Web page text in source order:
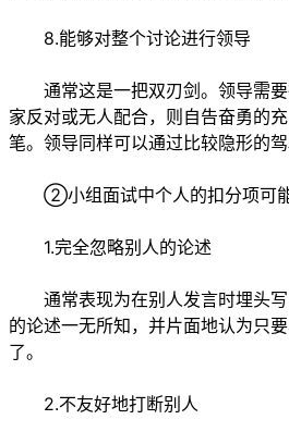
8.能够对整个讨论进行领导
通常这是一把双刃剑。领导需要
家反对或无人配合，则自告奋勇的
笔。领导同样可以通过比较隐形的驾
②小组面试中个人的扣分项可能
1.完全忽略别人的论述
通常表现为在别人发言时埋头写
的论述一无所知，并片面地认为只
了。
2.不友好地打断别人